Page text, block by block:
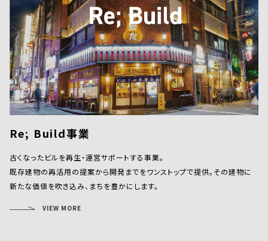
Re; Build事業
古くなったビルを再生・運営サポートする事業。
既存建物の再活用の提案から開発までをワンストップで提供。その建物に
新たな価値を吹き込み、まちを豊かにします。
VIEW MORE